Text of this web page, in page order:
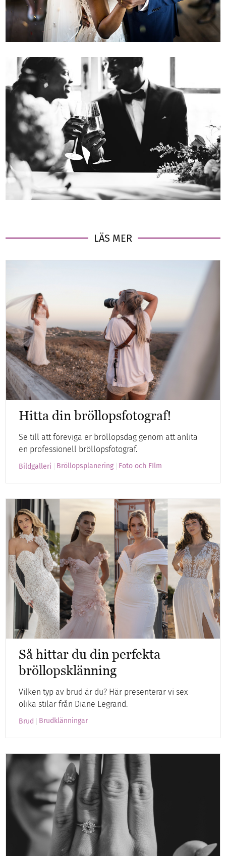
LÄS MER
Hitta din bröllopsfotograf!
Se till att föreviga er bröllopsdag genom att anlita
en professionell bröllopsfotograf.
Bildgalleri Bröllopsplanering Foto och FIlm
Så hittar du din perfekta
bröllopsklänning
Vilken typ av brud är du? Här presenterar vi sex
olika stilar från Diane Legrand.
Brud Brudklänningar